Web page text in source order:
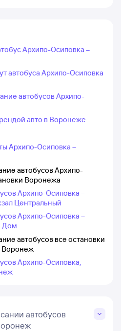
Архипо-Осиповка –
автобуса Архипо-Осиповка
автобусов Архипо-
авто в Воронеже
Архипо-Осиповка –
автобусов Архипо-
Воронежа
Архипо-Осиповка –
Центральный
Архипо-Осиповка –
Дом
автобусов все остановки
Воронеж
Архипо-Осиповка,
автобусов